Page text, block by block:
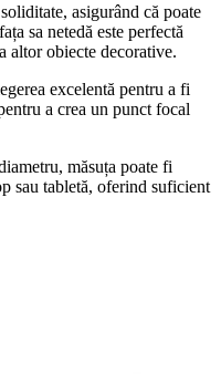
asigurând că poate
sa netedă este perfectă
altor obiecte decorative.
excelentă pentru a fi
a crea un punct focal
măsuța poate fi
sau tabletă, oferind suficient